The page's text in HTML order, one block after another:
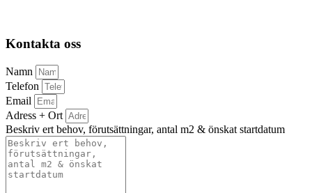
Kontakta oss
Namn
Telefon
Email
Adress + Ort
Beskriv ert behov, förutsättningar, antal m2 & önskat startdatum